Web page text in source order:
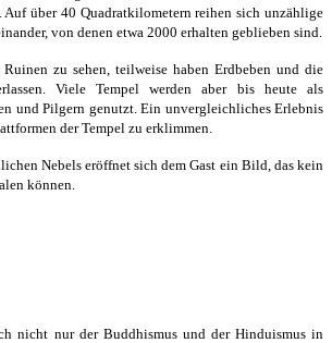
über 40 Quadratkilometern reihen sich unzählige
von denen etwa 2000 erhalten geblieben sind.
zu sehen, teilweise haben Erdbeben und die
Viele Tempel werden aber bis heute als
und Pilgern genutzt. Ein unvergleichliches Erlebnis
der Tempel zu erklimmen.
Nebels eröffnet sich dem Gast ein Bild, das kein
können.
nicht nur der Buddhismus und der Hinduismus in